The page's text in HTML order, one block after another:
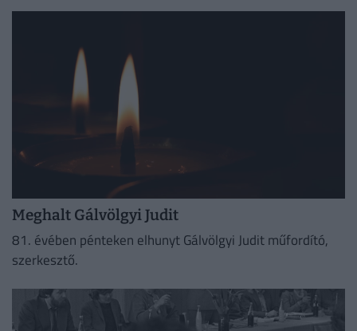
Meghalt Gálvölgyi Judit
81. évében pénteken elhunyt Gálvölgyi Judit műfordító,
szerkesztő.